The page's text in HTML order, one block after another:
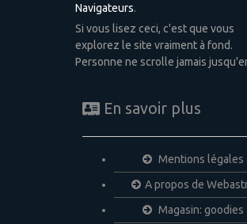
Navigateurs.
Si vous lisez ceci, c'est que vous
explorez le site vraiment à fond.
Personne ne scrolle jamais
En savoir plus
Mentions légales
A propos de
Magasin: goodies